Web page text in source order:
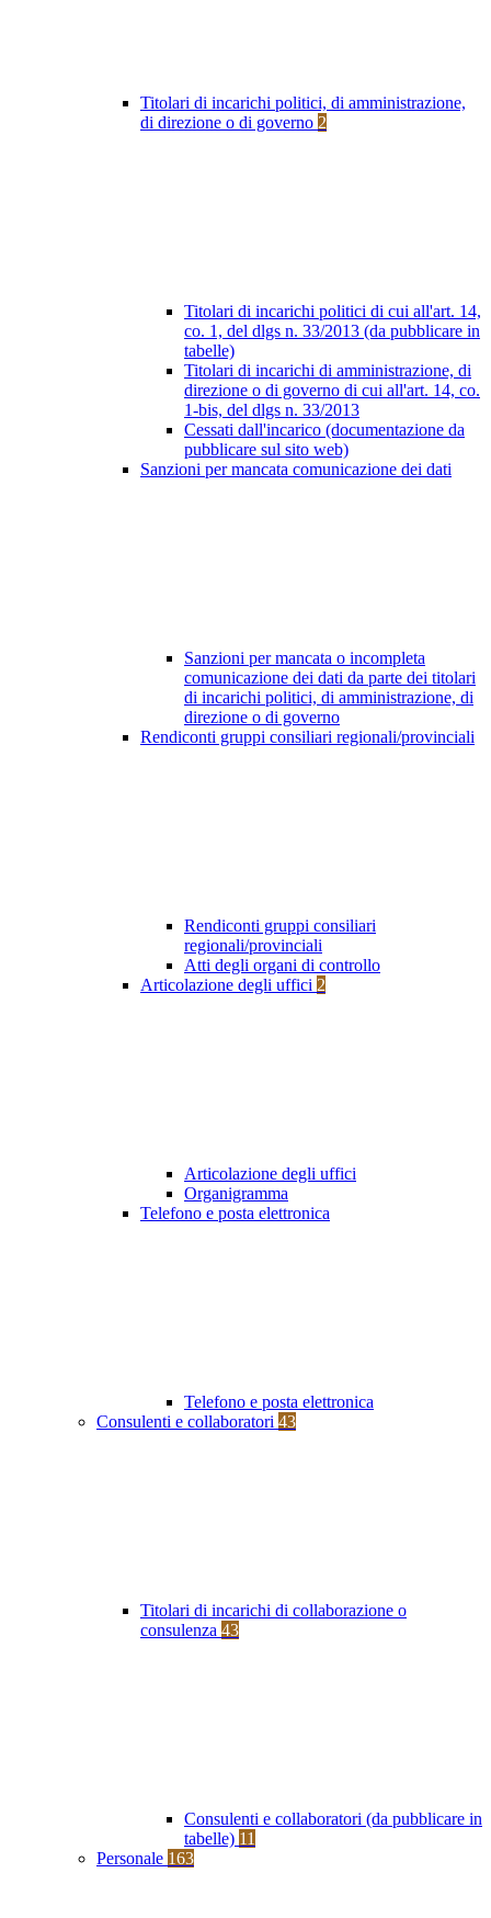
Titolari di incarichi politici, di amministrazione,
di direzione o di governo 2
Titolari di incarichi politici di cui all'art. 14,
co. 1, del dlgs n. 33/2013 (da pubblicare in
tabelle)
Titolari di incarichi di amministrazione, di
direzione o di governo di cui all'art. 14, co.
1-bis, del dlgs n. 33/2013
Cessati dall'incarico (documentazione da
pubblicare sul sito web)
Sanzioni per mancata comunicazione dei dati
Sanzioni per mancata o incompleta
comunicazione dei dati da parte dei titolari
di incarichi politici, di amministrazione, di
direzione o di governo
Rendiconti gruppi consiliari regionali/provinciali
Rendiconti gruppi consiliari
regionali/provinciali
Atti degli organi di controllo
Articolazione degli uffici 2
Articolazione degli uffici
Organigramma
Telefono e posta elettronica
Telefono e posta elettronica
Consulenti e collaboratori 43
Titolari di incarichi di collaborazione o
consulenza 43
Consulenti e collaboratori (da pubblicare in
tabelle) 11
Personale 163